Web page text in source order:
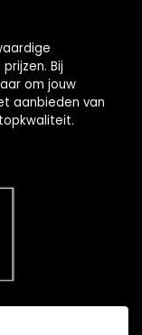
Bij
om jouw
aanbieden van